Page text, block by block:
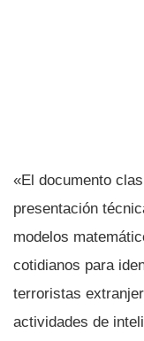
«El documento
presentación
modelos
cotidianos para
terroristas
actividades de